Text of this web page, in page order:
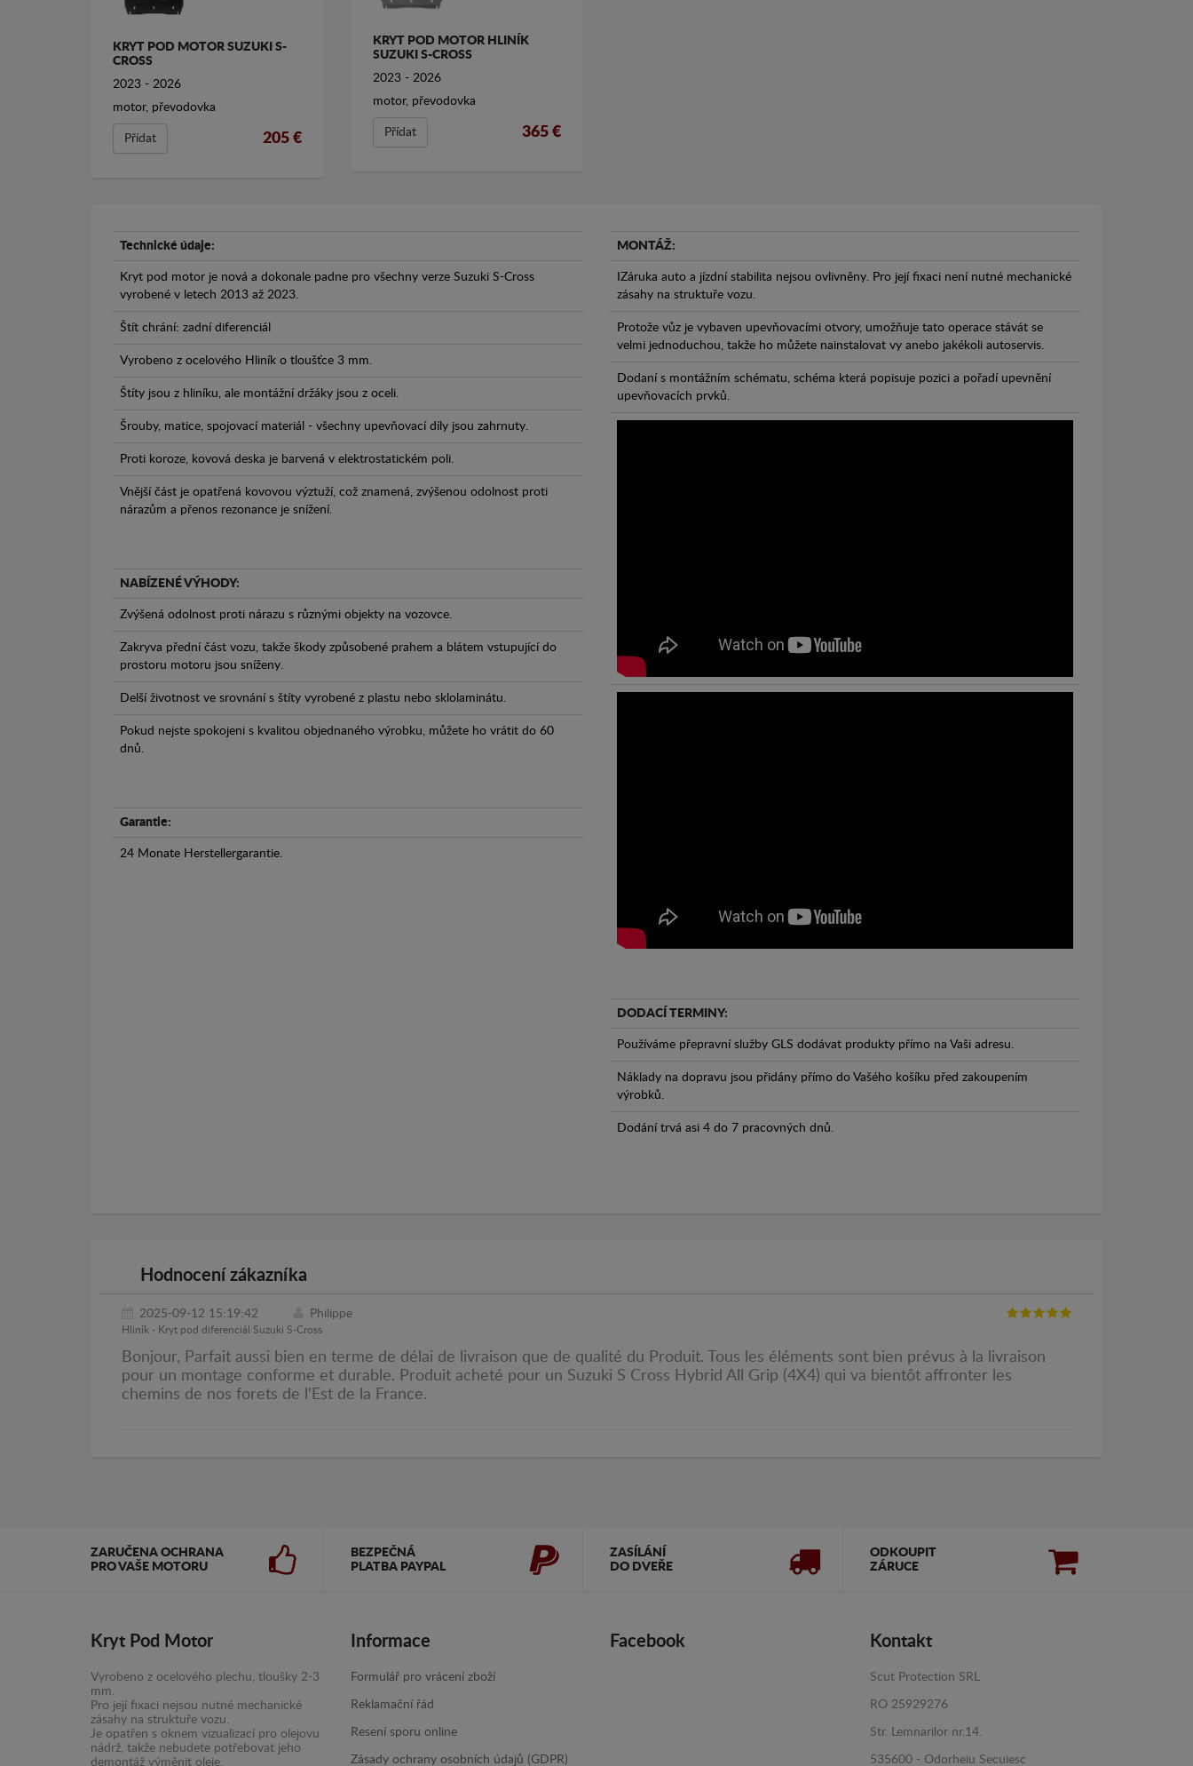
KRYT POD MOTOR SUZUKI S-
CROSS
2023 - 2026
motor, převodovka
Přídat 205 €
KRYT POD MOTOR HLINÍK
SUZUKI S-CROSS
2023 - 2026
motor, převodovka
Přídat 365 €
Technické údaje:
Kryt pod motor je nová a dokonale padne pro všechny verze Suzuki S-Cross
vyrobené v letech 2013 až 2023.
Štít chrání: zadní diferenciál
Vyrobeno z ocelového Hliník o tloušťce 3 mm.
Štíty jsou z hliníku, ale montážní držáky jsou z oceli.
Šrouby, matice, spojovací materiál - všechny upevňovací díly jsou zahrnuty.
Proti koroze, kovová deska je barvená v elektrostatickém poli.
Vnější část je opatřená kovovou výztuží, což znamená, zvýšenou odolnost proti
nárazům a přenos rezonance je snížení.
NABÍZENÉ VÝHODY:
Zvýšená odolnost proti nárazu s různými objekty na vozovce.
Zakryva přední část vozu, takže škody způsobené prahem a blátem vstupující do
prostoru motoru jsou sníženy.
Delší životnost ve srovnání s štíty vyrobené z plastu nebo sklolaminátu.
Pokud nejste spokojeni s kvalitou objednaného výrobku, můžete ho vrátit do 60
dnů.
Garantie:
24 Monate Herstellergarantie.
MONTÁŽ:
IZáruka auto a jízdní stabilita nejsou ovlivněny. Pro její fixaci není nutné mechanické
zásahy na struktuře vozu.
Protože vůz je vybaven upevňovacími otvory, umožňuje tato operace stávát se
velmi jednoduchou, takže ho můžete nainstalovat vy anebo jakékoli autoservis.
Dodaní s montážním schématu, schéma která popisuje pozici a pořadí upevnění
upevňovacích prvků.
DODACÍ TERMINY:
Používáme přepravní služby GLS dodávat produkty přímo na Vaši adresu.
Náklady na dopravu jsou přidány přímo do Vašého košíku před zakoupením
výrobků.
Dodání trvá asi 4 do 7 pracovných dnů.
Hodnocení zákazníka
2025-09-12 15:19:42 Philippe
Hliník - Kryt pod diferenciál Suzuki S-Cross
Bonjour, Parfait aussi bien en terme de délai de livraison que de qualité du Produit. Tous les éléments sont bien prévus à la livraison
pour un montage conforme et durable. Produit acheté pour un Suzuki S Cross Hybrid All Grip (4X4) qui va bientôt affronter les
chemins de nos forets de l'Est de la France.
ZARUČENA OCHRANA
PRO VAŠE MOTORU
BEZPEČNÁ
PLATBA PAYPAL
ZASÍLÁNÍ
DO DVEŘE
ODKOUPIT
ZÁRUCE
Kryt Pod Motor
Vyrobeno z ocelového plechu, tloušky 2-3
mm.
Pro její fixaci nejsou nutné mechanické
zásahy na struktuře vozu.
Je opatřen s oknem vizualizací pro olejovu
nádrž, takže nebudete potřebovat jeho
demontáž výměnit oleje.
Informace
Formulář pro vrácení zboží
Reklamační řád
Resení sporu online
Zásady ochrany osobních údajů (GDPR)
Facebook Kontakt
Scut Protection SRL
RO 25929276
Str. Lemnarilor nr.14.
535600 - Odorheiu Secuiesc